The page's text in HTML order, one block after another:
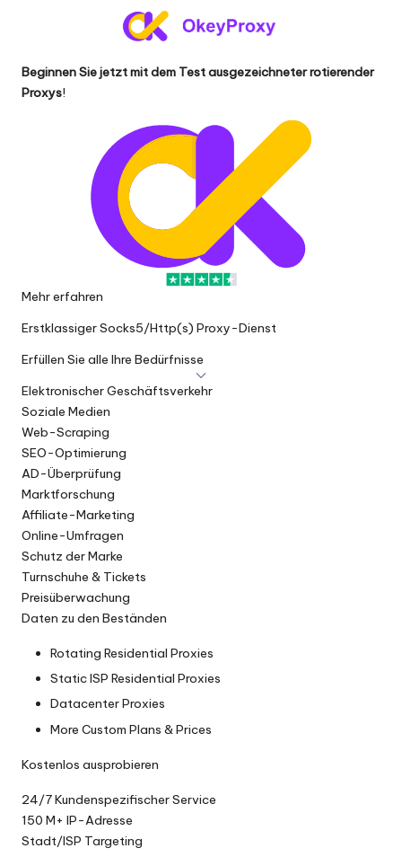
Beginnen Sie jetzt mit dem Test ausgezeichneter rotierender
Proxys!
Mehr erfahren
Erstklassiger Socks5/Http(s) Proxy-Dienst
Erfüllen Sie alle Ihre Bedürfnisse
Elektronischer Geschäftsverkehr
Soziale Medien
Web-Scraping
SEO-Optimierung
AD-Überprüfung
Marktforschung
Affiliate-Marketing
Online-Umfragen
Schutz der Marke
Turnschuhe & Tickets
Preisüberwachung
Daten zu den Beständen
Rotating Residential Proxies
Static ISP Residential Proxies
Datacenter Proxies
More Custom Plans & Prices
Kostenlos ausprobieren
24/7 Kundenspezifischer Service
150 M+ IP-Adresse
Stadt/lSP Targeting